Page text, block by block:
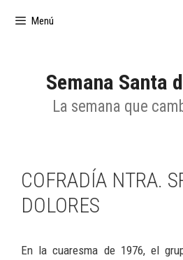
Menú
Semana Santa
La semana que
COFRADÍA NTRA.
DOLORES
En la cuaresma de 1976, el